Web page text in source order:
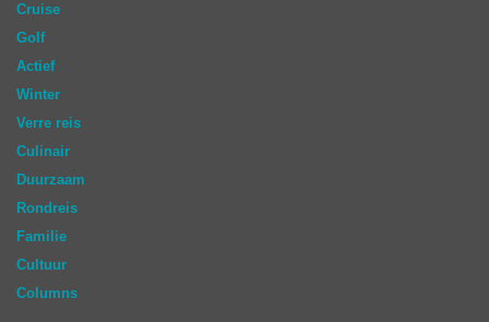
Cruise
Golf
Actief
Winter
Verre reis
Culinair
Duurzaam
Rondreis
Familie
Cultuur
Columns